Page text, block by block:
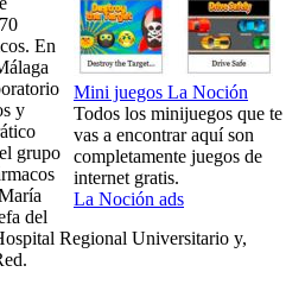
Mini juegos La Noción
Todos los minijuegos que te
vas a encontrar aquí son
completamente juegos de
internet gratis.
La Noción ads
En
y
grupo
del
Regional Universitario y,